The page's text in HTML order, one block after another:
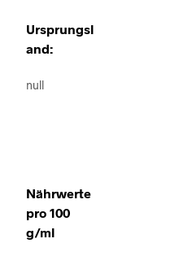
Ursprungsl
and:
null
Nährwerte
pro 100
g/ml